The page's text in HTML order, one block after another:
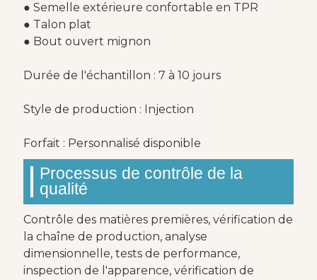
● Semelle extérieure confortable en TPR
● Talon plat
● Bout ouvert mignon
Durée de l'échantillon : 7 à 10 jours
Style de production : Injection
Forfait : Personnalisé disponible
Processus de contrôle de la
qualité
Contrôle des matières premières, vérification de
la chaîne de production, analyse
dimensionnelle, tests de performance,
inspection de l'apparence, vérification de